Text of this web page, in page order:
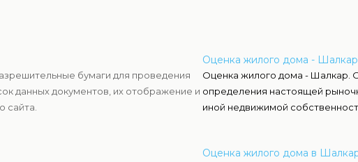
бумаги для проведения
данных документов, их отображение и
сайта.
Оценка жилого дома - Шалкар
Оценка жилого дома - Шалкар.
определения настоящей
иной недвижимой
Оценка жилого дома в